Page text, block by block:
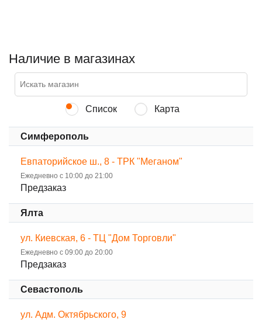
Наличие в магазинах
Список Карта
Симферополь
Евпаторийское ш., 8 - ТРК "Меганом"
Ежедневно с 10:00 до 21:00
Предзаказ
Ялта
ул. Киевская, 6 - ТЦ "Дом Торговли"
Ежедневно с 09:00 до 20:00
Предзаказ
Севастополь
ул. Адм. Октябрьского, 9